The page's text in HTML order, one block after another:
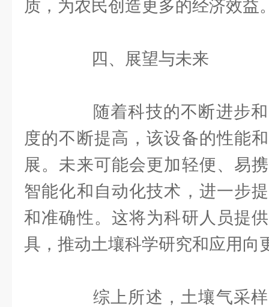
质，为农民创造更多的经济效益
四、展望与未来
随着科技的不断进步和
度的不断提高，该设备的性能
展。未来可能会更加轻便、易
智能化和自动化技术，进一步
和准确性。这将为科研人员提
具，推动土壤科学研究和应用向
综上所述，土壤气采样